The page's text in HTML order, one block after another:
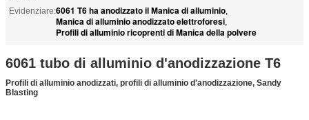
Evidenziare:6061 T6 ha anodizzato il Manica di alluminio,
Manica di alluminio anodizzato elettroforesi,
Profili di alluminio ricoprenti di Manica della polvere
6061 tubo di alluminio d'anodizzazione T6
Profili di alluminio anodizzati, profili di alluminio d'anodizzazione, Sandy
Blasting